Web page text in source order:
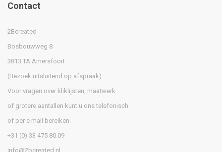
Contact
2Bcreated
Bosbouwweg 8
3813 TA Amersfoort
(Bezoek uitsluitend op afspraak)
Voor vragen over kliklijsten, maatwerk
of grotere aantallen kunt u ons telefonisch
of per e mail bereiken.
+31 (0) 33 475 80 09
info@2bcreated.nl